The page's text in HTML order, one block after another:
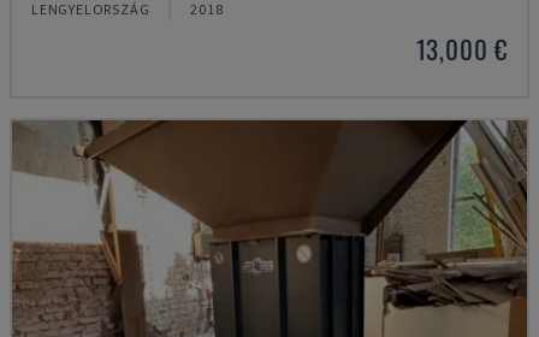
LENGYELORSZÁG 2018
13,000 €